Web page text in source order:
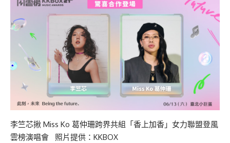
李竺芯揪 Miss Ko 葛仲珊跨界共組「香上加香」女力聯盟登風
雲榜演唱會 照片提供：KKBOX